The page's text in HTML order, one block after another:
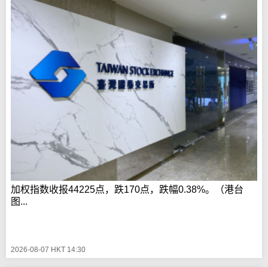
加权指数收报44225点，跌170点，跌幅0.38%。（港台
图...
2026-08-07 HKT 14:30